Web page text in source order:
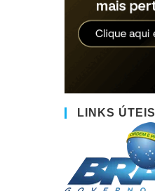
LINKS ÚTEIS